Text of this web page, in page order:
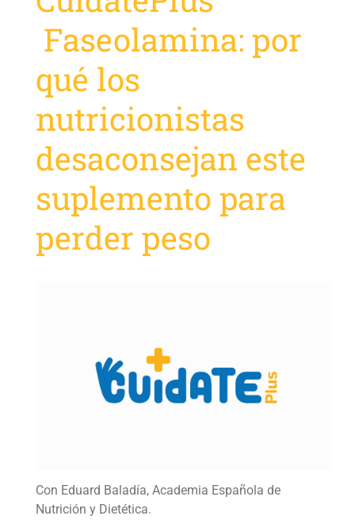
Faseolamina: por
qué los
nutricionistas
desaconsejan este
suplemento para
perder peso
Con Eduard Baladía, Academia Española de
Nutrición y Dietética.